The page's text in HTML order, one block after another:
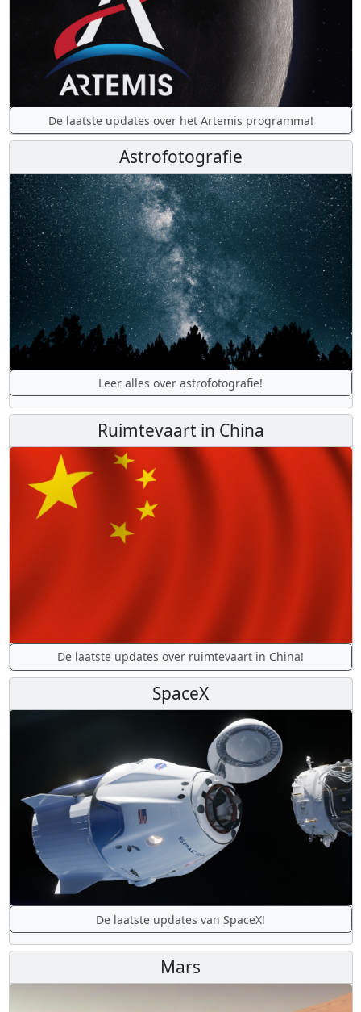
De laatste updates over het Artemis programma!
Astrofotografie
Leer alles over astrofotografie!
Ruimtevaart in China
De laatste updates over ruimtevaart in China!
SpaceX
De laatste updates van SpaceX!
Mars